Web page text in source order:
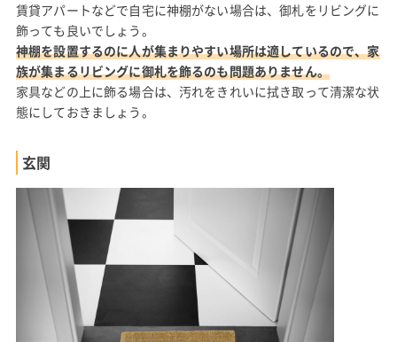
賃貸アパートなどで自宅に神棚がない場合は、御札をリビングに
飾っても良いでしょう。
神棚を設置するのに人が集まりやすい場所は適しているので、家
族が集まるリビングに御札を飾るのも問題ありません。
家具などの上に飾る場合は、汚れをきれいに拭き取って清潔な状
態にしておきましょう。
玄関